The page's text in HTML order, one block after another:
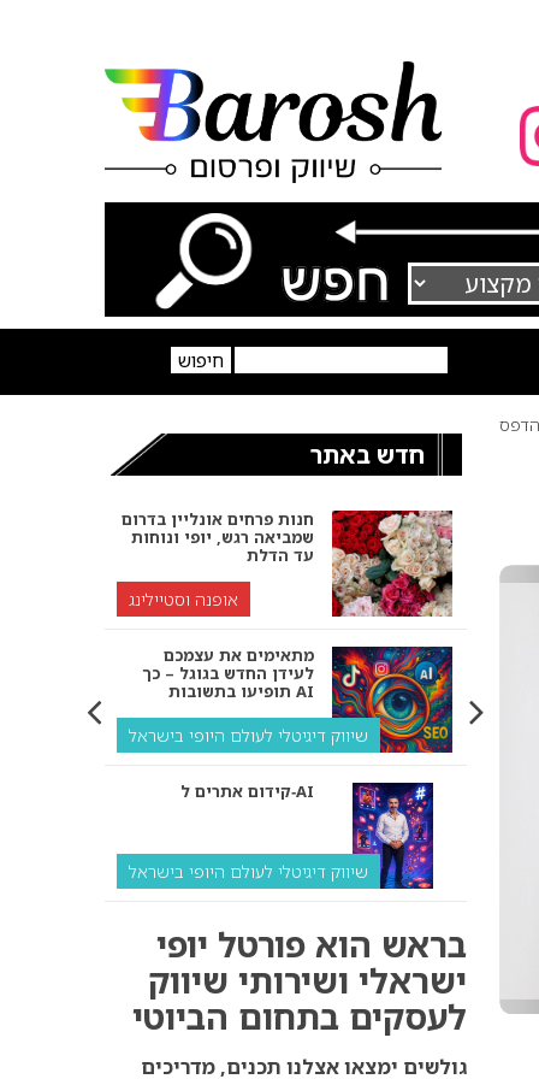
הדפס
חדש באתר
חנות פרחים אונליין בדרום
שמביאה רגש, יופי ונוחות
עד הדלת
אופנה וסטיילינג
מתאימים את עצמכם
לעידן החדש בגוגל – כך
תופיעו בתשובות AI
שיווק דיגיטלי לעולם היופי בישראל
קידום אתרים ל‑AI
שיווק דיגיטלי לעולם היופי בישראל
ולמה העסק שלך צריך
שיווק דיגיטלי לעסקים
קידום ל‑AI לעומת קידום
בראש הוא פורטל יופי
ישראלי ושירותי שיווק
לעסקים בתחום הביוטי
גולשים ימצאו אצלנו תכנים, מדריכים